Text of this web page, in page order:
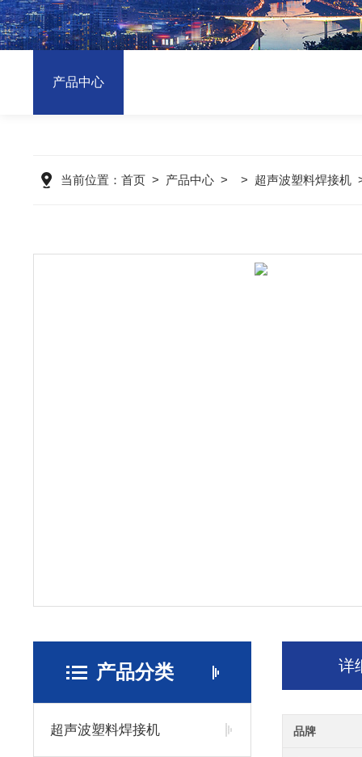
产品中心
当前位置： 首页> 产品中心> > 超声波塑料焊接机
产品分类
超声波塑料焊接机
详
品牌